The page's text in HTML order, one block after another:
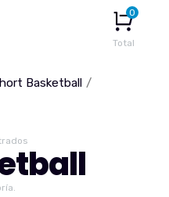
0
Total
Basketball